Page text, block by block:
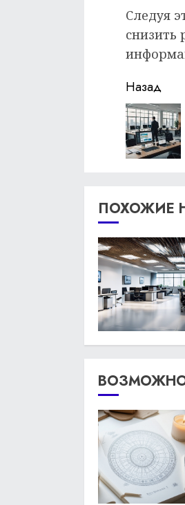
Следуя
снизить
чтение
Назад
ПОХОЖИЕ